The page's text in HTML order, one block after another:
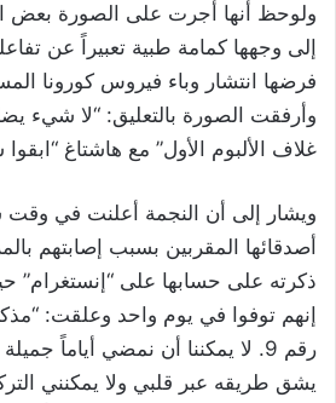
ولوحظ أنها أجرت على الصورة بعض
إلى وجهها كمامة طبية تعبيراً عن
فرضها انتشار وباء فيروس كورونا
وأرفقت الصورة بالتعليق: “لا شيء
غلاف الألبوم الأول” مع هاشتاغ “ابقوا
أصدقائها المقربين بسبب إصابتهم
ذكرته على حسابها على “إنستغرام”
إنهم توفوا في يوم واحد وعلقت:
رقم 9. لا يمكننا أن نمضي أياماً
يشق طريقه عبر قلبي ولا يمكنني